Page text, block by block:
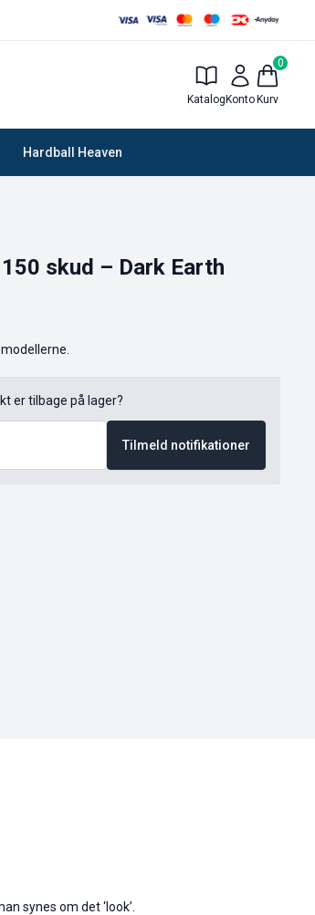
Katalog Konto
0
Kurv
Hardball Heaven
skud – Dark Earth
er tilbage på lager?
Tilmeld notifikationer
synes om det ‘look’.